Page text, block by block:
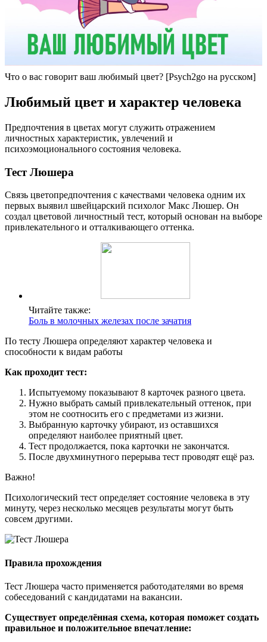
Что о вас говорит ваш любимый цвет? [Psych2go на русском]
Любимый цвет и характер человека
Предпочтения в цветах могут служить отражением
личностных характеристик, увлечений и
психоэмоционального состояния человека.
Тест Люшера
Связь цветопредпочтения с качествами человека одним их
первых выявил швейцарский психолог Макс Люшер. Он
создал цветовой личностный тест, который основан на выборе
привлекательного и отталкивающего оттенка.
Читайте также:
Боль в молочных железах после зачатия
По тесту Люшера определяют характер человека и
способности к видам работы
Как проходит тест:
Испытуемому показывают 8 карточек разного цвета.
Нужно выбрать самый привлекательный оттенок, при
этом не соотносить его с предметами из жизни.
Выбранную карточку убирают, из оставшихся
определяют наиболее приятный цвет.
Тест продолжается, пока карточки не закончатся.
После двухминутного перерыва тест проводят ещё раз.
Важно!
Психологический тест определяет состояние человека в эту
минуту, через несколько месяцев результаты могут быть
совсем другими.
Правила прохождения
Тест Люшера часто применяется работодателями во время
собеседований с кандидатами на вакансии.
Существует определённая схема, которая поможет создать
правильное и положительное впечатление: